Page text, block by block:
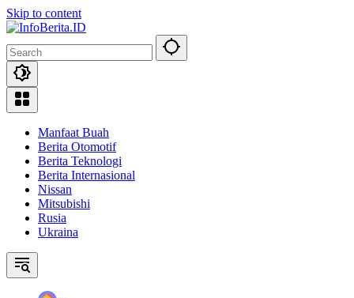
Skip to content
Manfaat Buah
Berita Otomotif
Berita Teknologi
Berita Internasional
Nissan
Mitsubishi
Rusia
Ukraina